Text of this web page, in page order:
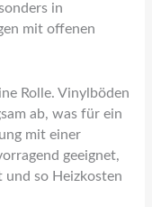
in
mit offenen
Rolle. Vinylböden
ab, was für ein
mit einer
geeignet,
so Heizkosten